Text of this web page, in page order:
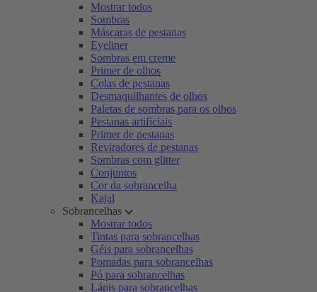
Mostrar todos
Sombras
Máscaras de pestanas
Eyeliner
Sombras em creme
Primer de olhos
Colas de pestanas
Desmaquilhantes de olhos
Paletas de sombras para os olhos
Pestanas artificiais
Primer de pestanas
Reviradores de pestanas
Sombras com glitter
Conjuntos
Cor da sobrancelha
Kajal
Sobrancelhas
Mostrar todos
Tintas para sobrancelhas
Géis para sobrancelhas
Pomadas para sobrancelhas
Pó para sobrancelhas
Lápis para sobrancelhas